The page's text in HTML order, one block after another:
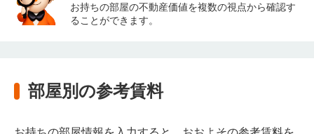
お持ちの部屋の不動産価値を複数の視点から確認す
ることができます。
部屋別の参考賃料